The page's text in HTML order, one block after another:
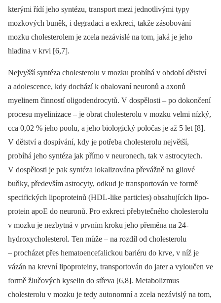
kterými řídí jeho syntézu, transport mezi jednotlivými typy
mozkových buněk, i degradaci a exkreci, takže zásobování
mozku cholesterolem je zcela nezávislé na tom, jaká je jeho
hladina v krvi [6,7].
Nejvyšší syntéza cholesterolu v mozku probíhá v období dětství
a adolescence, kdy dochází k obalovaní neuronů a axonů
myelinem činností oligodendrocytů. V dospělosti –⁠ po dokončení
procesu myelinizace –⁠ je obrat cholesterolu v mozku velmi nízký,
cca 0,02 % jeho poolu, a jeho biologický poločas je až 5 let [8].
V dětství a dospívání, kdy je potřeba cholesterolu největší,
probíhá jeho syntéza jak přímo v neuronech, tak v astrocytech.
V dospělosti je pak syntéza lokalizována převážně na gliové
buňky, především astrocyty, odkud je transportován ve formě
specifických lipoproteinů (HDL-like particles) obsahujících lipo­
protein apoE do neuronů. Pro exkreci přebytečného cholesterolu
v mozku je nezbytná v prvním kroku jeho přeměna na 24-
hydroxycholesterol. Ten může –⁠ na rozdíl od cholesterolu
–⁠ procházet přes hematoencefalickou bariéru do krve, v níž je
vázán na krevní lipoproteiny, transportován do jater a vyloučen ve
formě žlučových kyselin do střeva [6,8]. Metabolizmus
cholesterolu v mozku je tedy autonomní a zcela nezávislý na tom,